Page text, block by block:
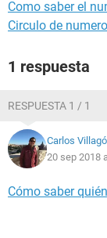
Como saber el
Circulo de numero
1 respuesta
RESPUESTA 1 / 1
Carlos
20 sep 2018
Cómo saber